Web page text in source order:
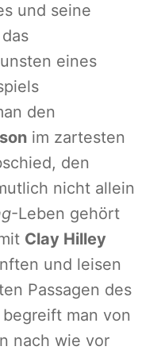
und seine
eines
den
im zartesten
den
nicht allein
-Leben gehört
Clay Hilley
und leisen
Passagen des
man von
nach wie vor